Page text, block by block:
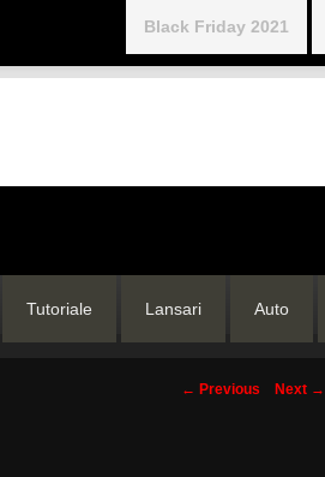
Black Friday 2021
Tutoriale Lansari Auto
Post
← Previous Next →